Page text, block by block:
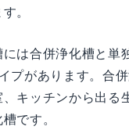
。
は合併浄化槽と単
プがあります。合
キッチンから出る
です。